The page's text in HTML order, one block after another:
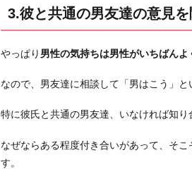
い
て
お
4.
上
3.彼と共通の男友達の意見を
やっぱり 男性の気持ちは男性がいちばん
なので、男友達に相談して「男はこう」と
特に彼氏と共通の男友達、いなければ知
なぜならある程度付き合いがあって、そ
す。